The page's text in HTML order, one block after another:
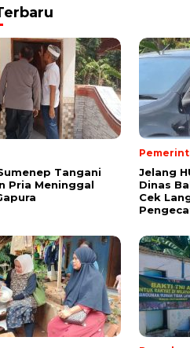
Tangani
Pria Meninggal
Jelang
Dinas
Cek